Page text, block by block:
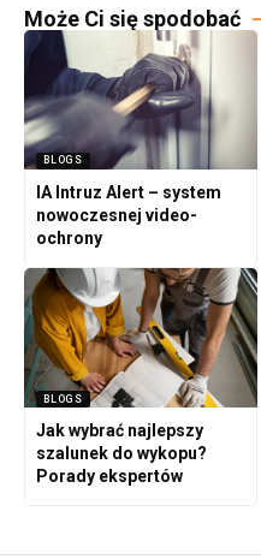
Może Ci się spodobać
BLOGS
IA Intruz Alert – system
nowoczesnej video-
ochrony
BLOGS
Jak wybrać najlepszy
szalunek do wykopu?
Porady ekspertów